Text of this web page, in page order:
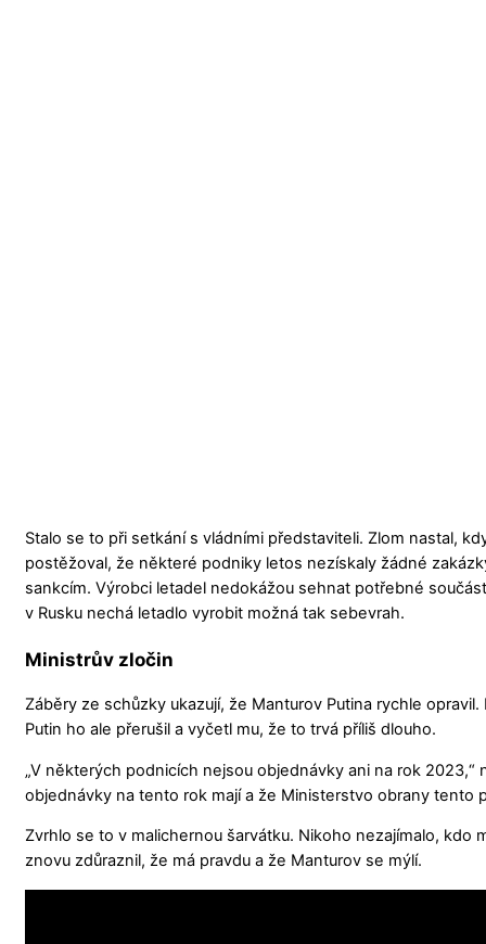
Stalo se to při setkání s vládními představiteli. Zlom nastal,
postěžoval, že některé podniky letos nezískaly žádné
sankcím. Výrobci letadel nedokážou sehnat potřebné
v Rusku nechá letadlo vyrobit možná tak sebevrah.
Ministrův zločin
Záběry ze schůzky ukazují, že Manturov Putina rychle
Putin ho ale přerušil a vyčetl mu, že to trvá příliš dlouho.
„V některých podnicích nejsou objednávky ani na rok
objednávky na tento rok mají a že Ministerstvo obrany tento
Zvrhlo se to v malichernou šarvátku. Nikoho nezajímalo, kdo
znovu zdůraznil, že má pravdu a že Manturov se mýlí.